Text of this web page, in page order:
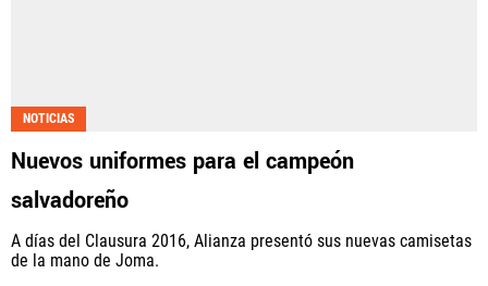
NOTICIAS
Nuevos uniformes para el campeón
salvadoreño
A días del Clausura 2016, Alianza presentó sus nuevas camisetas
de la mano de Joma.